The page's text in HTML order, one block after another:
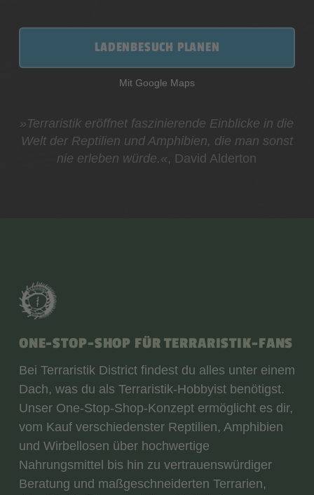
LADENBESUCH PLANEN
Mit Google Maps
»Terraristik eröffnet faszinierende Einblicke in die
Welt der Reptilien und Amphibien, die man sonst
nie erleben würde.«, David Alderton
ONE-STOP-SHOP FÜR TERRARISTIK-FANS
Bei Terraristik District findest du alles unter einem
Dach, was du als Terraristik-Hobbyist benötigst.
Unser One-Stop-Shop-Konzept ermöglicht es dir,
vom Kauf verschiedenster Reptilien, Amphibien
und Wirbellosen über hochwertige
Nahrungsmittel bis hin zu vertrauenswürdiger
Beratung und maßgeschneiderten Terrarien,